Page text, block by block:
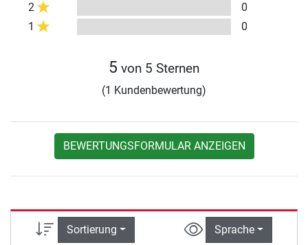
2
0
1
0
5 von 5 Sternen
(1 Kundenbewertung)
BEWERTUNGSFORMULAR ANZEIGEN
Sortierung Sprache